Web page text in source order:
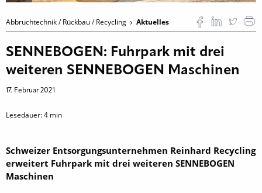
Abbruchtechnik / Rückbau / Recycling Aktuelles
SENNEBOGEN: Fuhrpark mit drei
weiteren SENNEBOGEN Maschinen
17. Februar 2021
Lesedauer:4 min
Schweizer Entsorgungsunternehmen Reinhard Recycling
erweitert Fuhrpark mit drei weiteren SENNEBOGEN
Maschinen